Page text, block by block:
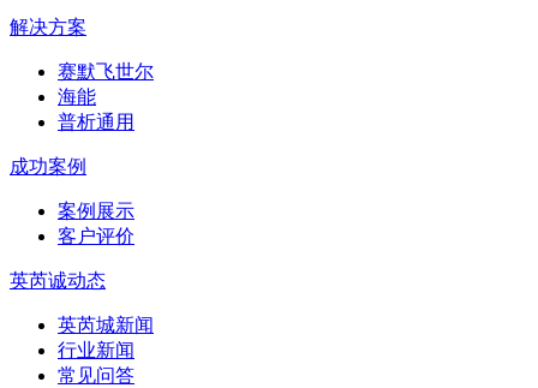
解决方案
赛默飞世尔
海能
普析通用
成功案例
案例展示
客户评价
英芮诚动态
英芮城新闻
行业新闻
常见问答